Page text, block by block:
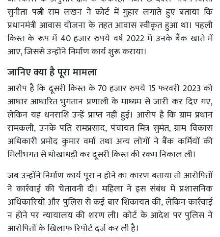
सुनीता पत्नी राम लखन ने कोर्ट में गुहार लगाते हुए बताया कि
प्रधानमंत्री आवास योजना के तहत आवास स्वीकृत हुआ था। पहली
किस्त के रूप में 40 हजार रुपये वर्ष 2022 में उनके बैंक खाते में
आए, जिससे उन्होंने निर्माण कार्य शुरू कराया।
जानिए क्या है पूरा मामला
आरोप है कि दूसरी किस्त के 70 हजार रुपये 15 फरवरी 2023 को
आधार आधारित भुगतान प्रणाली के माध्यम से जारी कर दिए गए,
लेकिन यह धनराशि उन्हें प्राप्त नहीं हुई। आरोप है कि ग्राम प्रधान
रामकली, उनके पति रामप्रसाद, पंचायत मित्र सुमंत, ग्राम विकास
अधिकारी प्रमोद कुमार वर्मा तथा अन्य लोगों ने बैंक कर्मियों की
मिलीभगत से धोखाधड़ी कर दूसरी किस्त की रकम निकाल ली।
जब उन्होंने निर्माण कार्य पूरा न होने का कारण बताया तो आरोपितों
ने कार्रवाई की चेतावनी दी। महिला ने इस संबंध में प्रशासनिक
अधिकारियों और पुलिस से कई बार शिकायत की, लेकिन कार्रवाई
न होने पर न्यायालय की शरण ली। कोर्ट के आदेश पर पुलिस ने
आरोपितों के खिलाफ रिपोर्ट दर्ज कर ली है।